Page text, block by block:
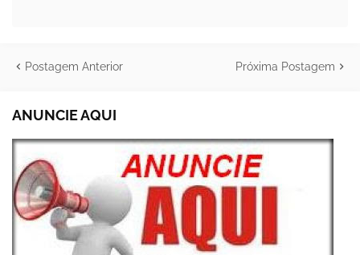
Postagem Anterior Próxima Postagem
ANUNCIE AQUI